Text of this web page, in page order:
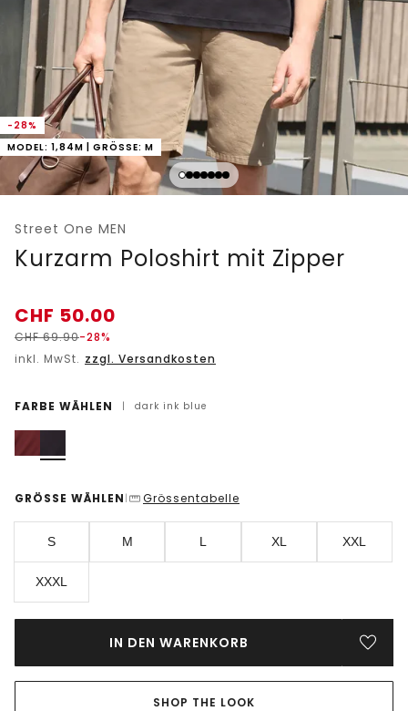
-28%
MODEL: 1,84M | GRÖSSE: M
Street One MEN
Kurzarm Poloshirt mit Zipper
CHF 50.00
CHF69.90-28%
inkl. MwSt. zzgl. Versandkosten
FARBE WÄHLEN | dark ink blue
GRÖSSE WÄHLEN | Grössentabelle
S M L XL XXL
XXXL
IN DEN WARENKORB
SHOP THE LOOK